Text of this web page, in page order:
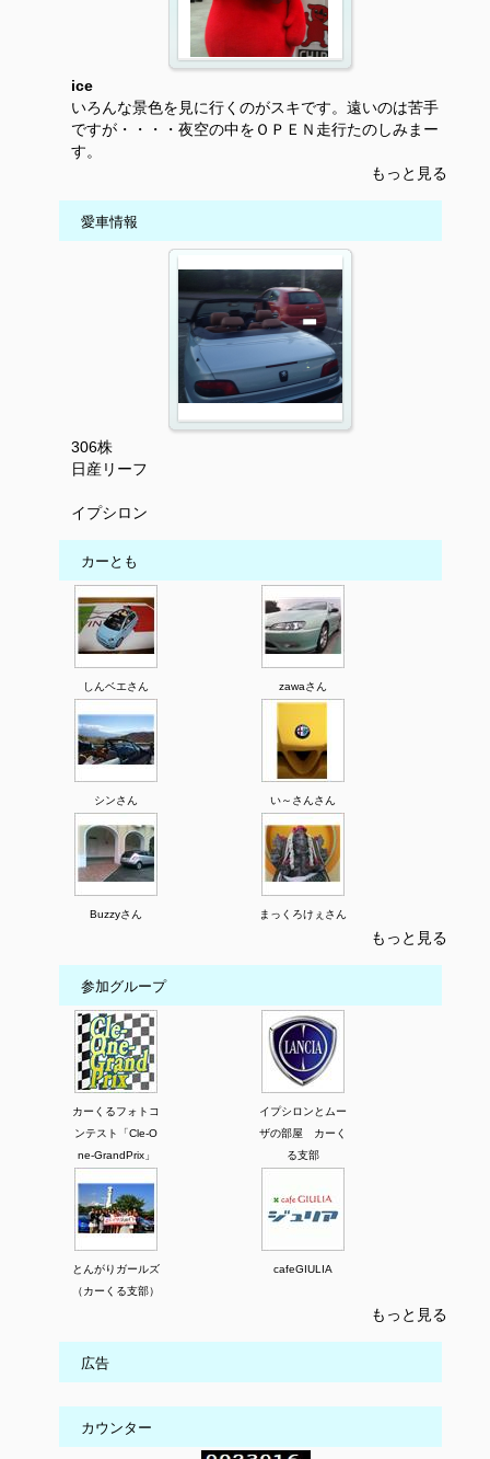
ice
いろんな景色を見に行くのがスキです。遠いのは苦手
ですが・・・・夜空の中をＯＰＥＮ走行たのしみまー
す。
もっと見る
愛車情報
306株
日産リーフ
イプシロン
カーとも
しんベエさん zawaさん
シンさん い～さんさん
Buzzyさん まっくろけぇさん
もっと見る
参加グループ
カーくるフォトコ
ンテスト「Cle-O
ne-GrandPrix」
イプシロンとムー
ザの部屋 カーく
る支部
とんがりガールズ
（カーくる支部）
cafeGIULIA
もっと見る
広告
カウンター